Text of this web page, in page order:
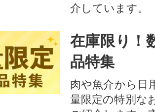
介しています。
在庫限り！
品特集
肉や魚介から日
量限定の特別な